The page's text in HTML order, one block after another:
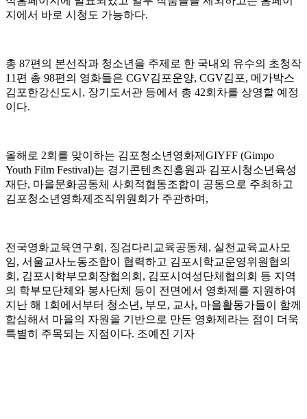
지에서 바로 시청도 가능하다.
총 87편의 본선작과 청소년을 주제로 한 국내외 유수의 초청작
11 편 총 98편의 영화들은 CGV김포운양, CGV김포, 메가박스
김포한강신도시 , 장기도서관 등에서 총 42회차를 상영할 예정
이다.
올해로 2회를 맞이하는 김포청소년영화제 GIYFF (Gimpo
Youth Film Festival)는 경기콘텐츠진흥원과 김포시청소년육성
재단, 마을문화공동체 사회적협동조합이 공동으로 주최하고
김포청소년영화제조직위원회가 주관하며 ,
전국영화교육연구회 , 징검다리교육공동체 , 실천교육교사모
임, 서울교사노동조합이 협력하고 김포시학교운영위원협의
회 , 김포시학부모회장협의회 , 김포시여성단체협의회 등 지역
의 학부모단체와 봉사단체 등이 전면에서 영화제를 지원하여
지난 해 1 회에서부터 청소년 , 부모 , 교사, 마을활동가들이 함께
합심해서 마을의 자원을 기반으로 만든 영화제라는 점이 더욱
특별히 주목되는 지점이다. 조예진 기자